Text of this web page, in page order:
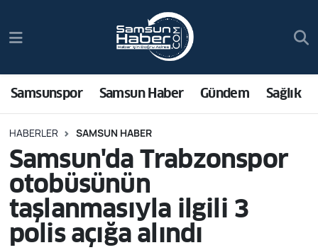
Samsunspor Samsun Haber Gündem Sağlık
HABERLER SAMSUN HABER
Samsun'da Trabzonspor
otobüsünün
taşlanmasıyla ilgili 3
polis açığa alındı
Samsun Haber
Sağlık
Asayiş
Bilim ve Teknoloji
Bölge
Trafik Durumu
Süper Lig Puan Durumu ve Fikstür
Tüm Manşetler
Son Dakika Haberleri
Haber Arşivi